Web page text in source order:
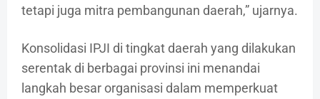
tetapi juga mitra pembangunan daerah,” ujarnya.
Konsolidasi IPJI di tingkat daerah yang dilakukan
serentak di berbagai provinsi ini menandai
langkah besar organisasi dalam memperkuat